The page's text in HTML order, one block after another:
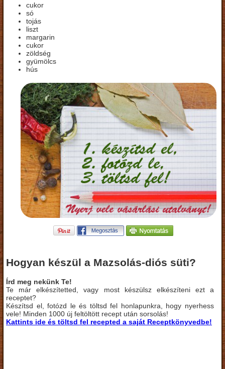
cukor
só
tojás
liszt
margarin
cukor
zöldség
gyümölcs
hús
Hogyan készül a Mazsolás-diós süti?
Írd meg nekünk Te!
Te már elkészítetted, vagy most készülsz elkészíteni ezt a
receptet?
Készítsd el, fotózd le és töltsd fel honlapunkra, hogy nyerhess
vele! Minden 1000 új feltöltött recept után sorsolás!
Kattints ide és töltsd fel recepted a saját Receptkönyvedbe!